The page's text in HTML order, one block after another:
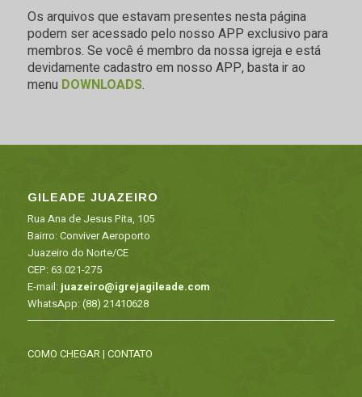
Os arquivos que estavam presentes nesta página
podem ser acessado pelo nosso APP exclusivo para
membros. Se você é membro da nossa igreja e está
devidamente cadastro em nosso APP, basta ir ao
menu DOWNLOADS.
GILEADE JUAZEIRO
Rua Ana de Jesus Pita, 105
Bairro: Conviver Aeroporto
Juazeiro do Norte/CE
CEP: 63.021-275
E-mail: juazeiro@igrejagileade.com
WhatsApp:(88) 21410628
COMO CHEGAR| CONTATO